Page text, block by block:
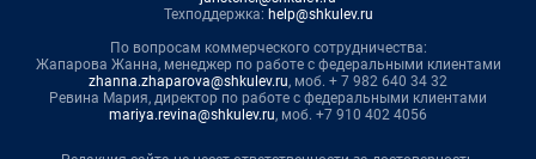
Техподдержка: help@shkulev.ru
По вопросам коммерческого сотрудничества:
Жапарова Жанна, менеджер по работе с федеральными клиентами
zhanna.zhaparova@shkulev.ru, моб. + 7 982 640 34 32
Ревина Мария, директор по работе с федеральными клиентами
mariya.revina@shkulev.ru, моб. +7 910 402 4056